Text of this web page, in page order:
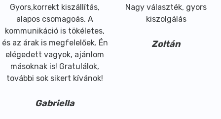
Gyors,korrekt kiszállítás,
alapos csomagoás. A
kommunikáció is tökéletes,
és az árak is megfelelőek. Én
elégedett vagyok, ajánlom
másoknak is! Gratulálok,
további sok sikert kívánok!
Gabriella
Nagy választék, gyors
kiszolgálás
Zoltán